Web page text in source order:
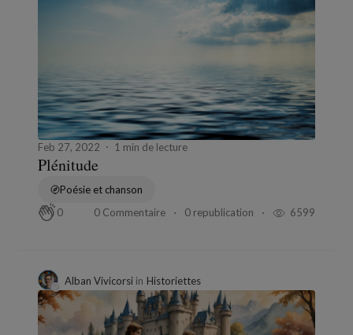
Feb 27, 2022 1 min de lecture
Plénitude
Poésie et chanson
0
0 Commentaire 0 republication 6599
Alban Vivicorsi in Historiettes